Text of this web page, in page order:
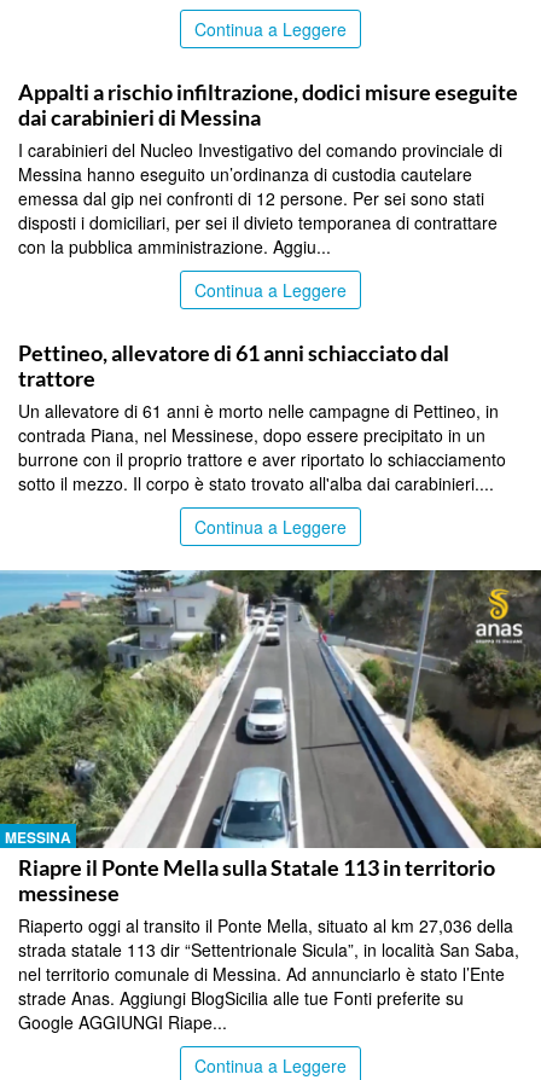
Continua a Leggere
Appalti a rischio infiltrazione, dodici misure eseguite
dai carabinieri di Messina
I carabinieri del Nucleo Investigativo del comando provinciale di
Messina hanno eseguito un’ordinanza di custodia cautelare
emessa dal gip nei confronti di 12 persone. Per sei sono stati
disposti i domiciliari, per sei il divieto temporanea di contrattare
con la pubblica amministrazione. Aggiu...
Continua a Leggere
Pettineo, allevatore di 61 anni schiacciato dal
trattore
Un allevatore di 61 anni è morto nelle campagne di Pettineo, in
contrada Piana, nel Messinese, dopo essere precipitato in un
burrone con il proprio trattore e aver riportato lo schiacciamento
sotto il mezzo. Il corpo è stato trovato all'alba dai carabinieri....
Continua a Leggere
MESSINA
Riapre il Ponte Mella sulla Statale 113 in territorio
messinese
Riaperto oggi al transito il Ponte Mella, situato al km 27,036 della
strada statale 113 dir “Settentrionale Sicula”, in località San Saba,
nel territorio comunale di Messina. Ad annunciarlo è stato l’Ente
strade Anas. Aggiungi BlogSicilia alle tue Fonti preferite su
Google AGGIUNGI Riape...
Continua a Leggere